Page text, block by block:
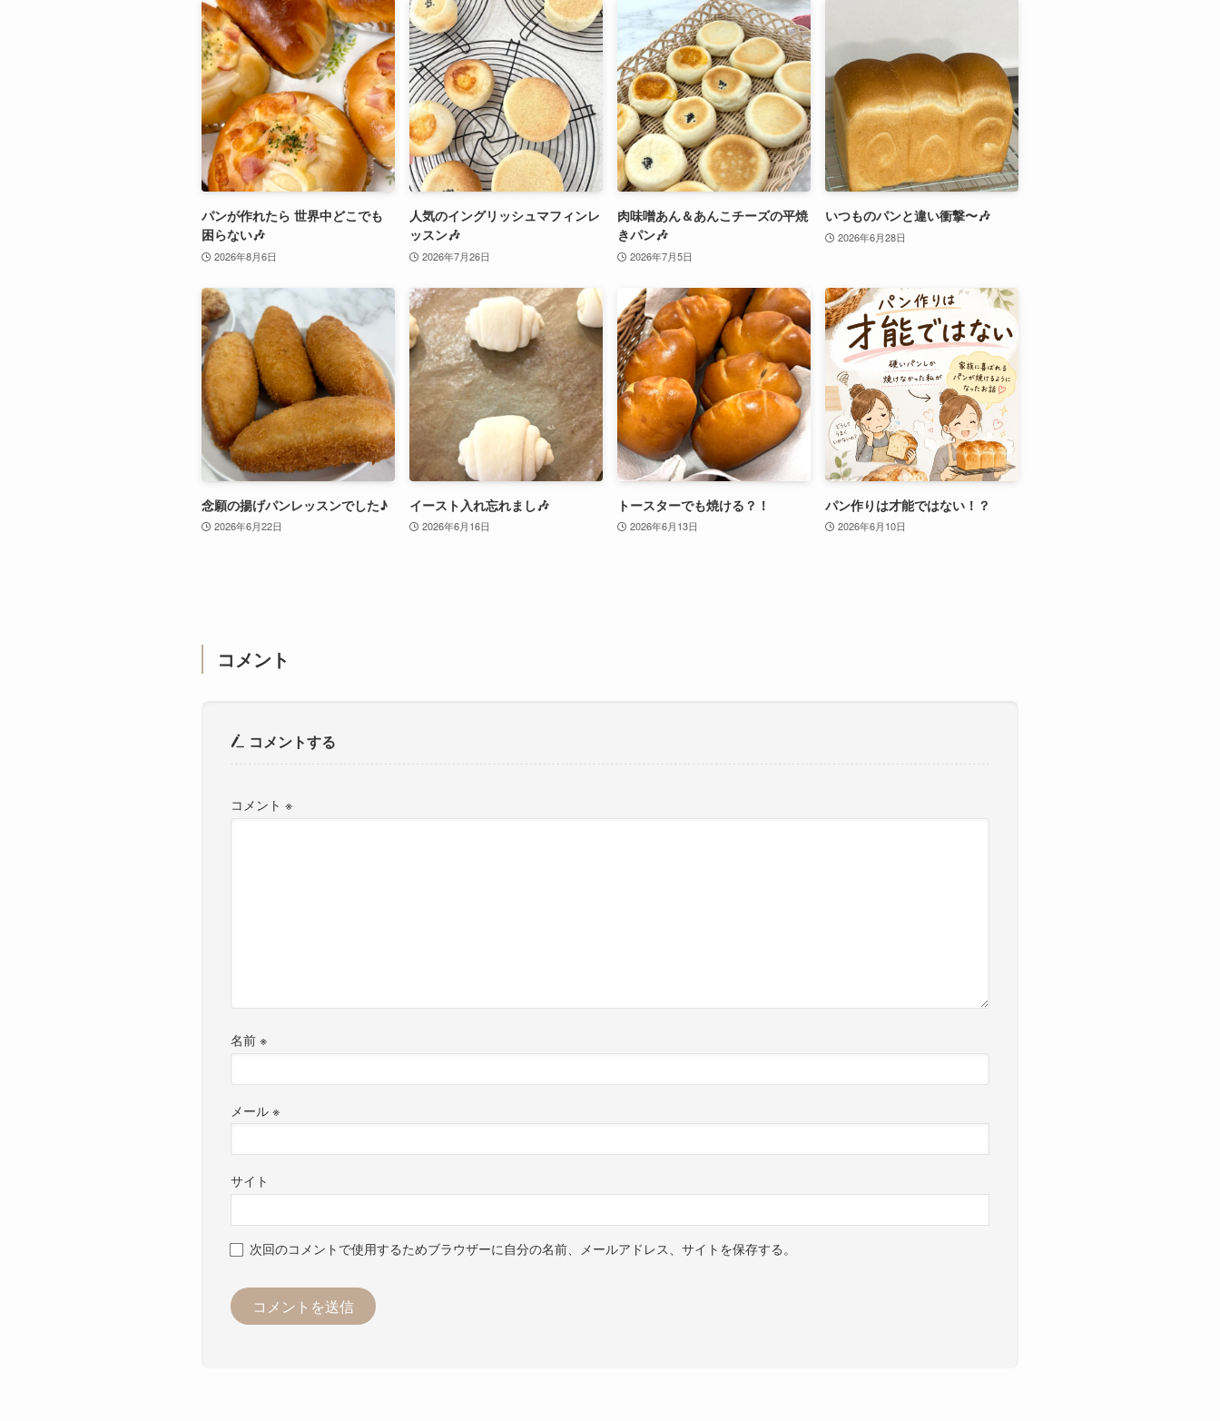
パンが作れたら 世界中どこでも
困らない🎶
2026年8月6日
人気のイングリッシュマフィンレ
ッスン🎶
2026年7月26日
肉味噌あん＆あんこチーズの平焼
きパン🎶
2026年7月5日
いつものパンと違い衝撃〜🎶
2026年6月28日
念願の揚げパンレッスンでした♪
2026年6月22日
イースト入れ忘れまし🎶
2026年6月16日
トースターでも焼ける？！
2026年6月13日
パン作りは才能ではない！？
2026年6月10日
コメント
コメントする
コメント ※
名前※
メール※
サイト
次回のコメントで使用するためブラウザーに自分の名前、メールアドレス、サイトを保存する。